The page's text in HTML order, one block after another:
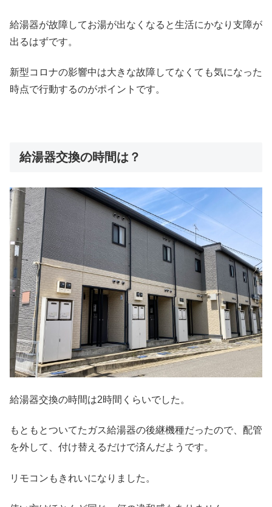
給湯器が故障してお湯が出なくなると生活にかなり支障が
出るはずです。
新型コロナの影響中は大きな故障してなくても気になった
時点で行動するのがポイントです。
給湯器交換の時間は？
給湯器交換の時間は2時間くらいでした。
もともとついてたガス給湯器の後継機種だったので、配管
を外して、付け替えるだけで済んだようです。
リモコンもきれいになりました。